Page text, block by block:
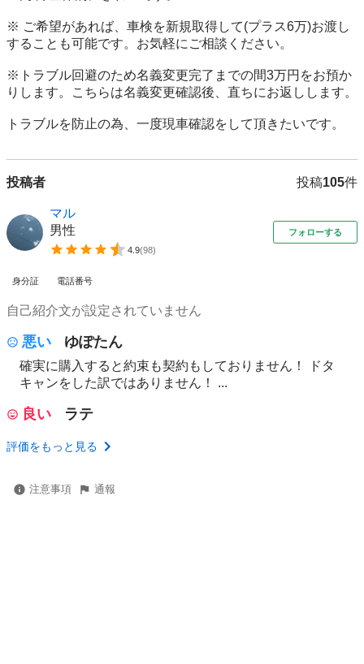
※ ご希望があれば、車検を新規取得して(プラス6万)お渡し
することも可能です。お気軽にご相談ください。
※トラブル回避のため名義変更完了までの間3万円をお預か
りします。こちらは名義変更確認後、直ちにお返しします。
トラブルを防止の為、一度現車確認をして頂きたいです。
投稿者 投稿105件
マル
男性
4.9(98)
フォローする
身分証 電話番号
自己紹介文が設定されていません
悪い ゆぽたん
確実に購入すると約束も契約もしておりません！ ドタ
キャンをした訳ではありません！ ...
良い ラテ
評価をもっと見る
注意事項 通報